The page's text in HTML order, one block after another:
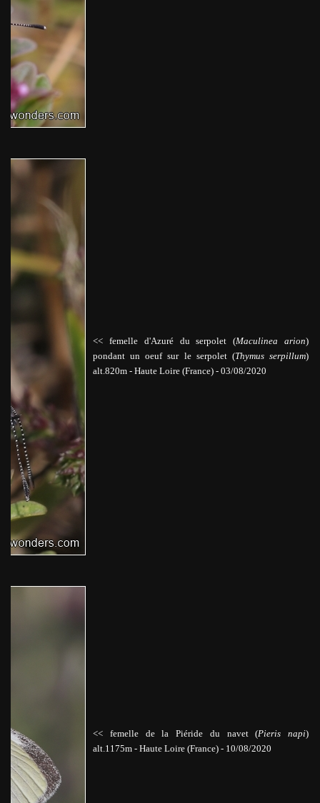
<< femelle d'Azuré du serpolet (Maculinea arion)
pondant un oeuf sur le serpolet (Thymus serpillum)
alt.820m - Haute Loire (France) - 03/08/2020
<< femelle de la Piéride du navet (Pieris napi)
alt.1175m - Haute Loire (France) - 10/08/2020